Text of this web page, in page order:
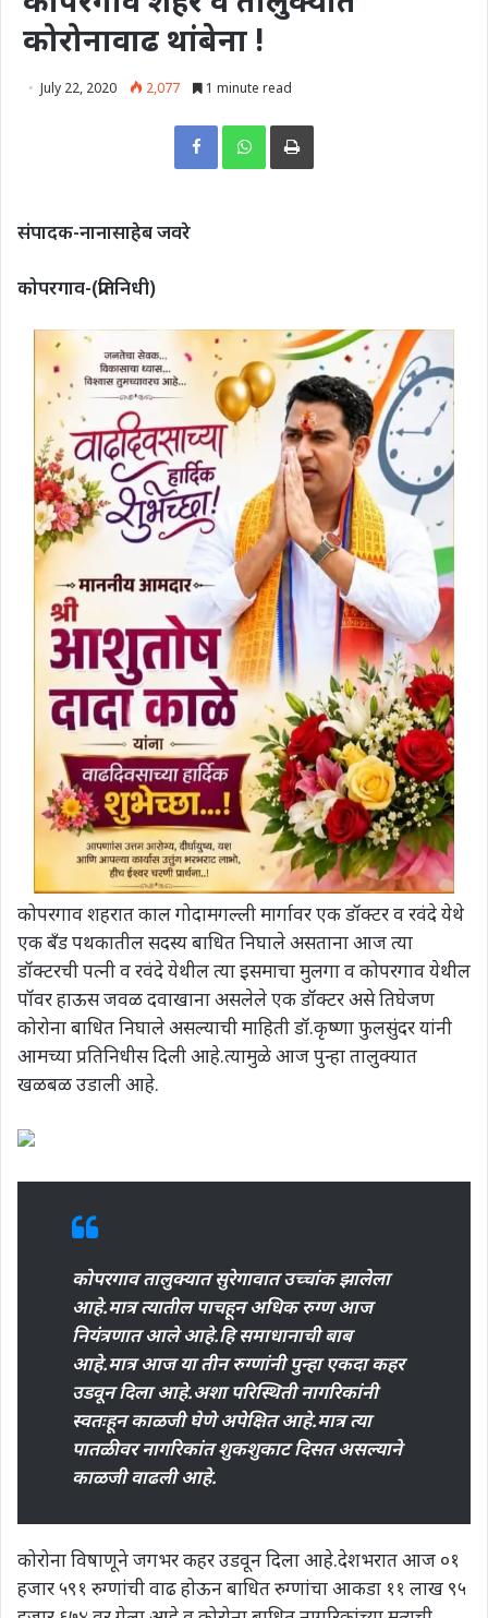
कोरोनावाढ थांबेना !
July 22, 2020 2,077 1 minute read
Print
संपादक-नानासाहेब जवरे
कोपरगाव-(प्रतिनिधी)
कोपरगाव शहरात काल गोदामगल्ली मार्गावर एक डॉक्टर व रवंदे येथे
एक बँड पथकातील सदस्य बाधित निघाले असताना आज त्या
डॉक्टरची पत्नी व रवंदे येथील त्या इसमाचा मुलगा व कोपरगाव येथील
पॉवर हाऊस जवळ दवाखाना असलेले एक डॉक्टर असे तिघेजण
कोरोना बाधित निघाले असल्याची माहिती डॉ.कृष्णा फुलसुंदर यांनी
आमच्या प्रतिनिधीस दिली आहे.त्यामुळे आज पुन्हा तालुक्यात
खळबळ उडाली आहे.
कोपरगाव तालुक्यात सुरेगावात उच्चांक झालेला
आहे.मात्र त्यातील पाचहून अधिक रुग्ण आज
नियंत्रणात आले आहे.हि समाधानाची बाब
आहे.मात्र आज या तीन रुग्णांनी पुन्हा एकदा कहर
उडवून दिला आहे.अशा परिस्थिती नागरिकांनी
स्वतःहून काळजी घेणे अपेक्षित आहे.मात्र त्या
पातळीवर नागरिकांत शुकशुकाट दिसत असल्याने
काळजी वाढली आहे.
कोरोना विषाणूने जगभर कहर उडवून दिला आहे.देशभरात आज ०१
हजार ५९१ रुग्णांची वाढ होऊन बाधित रुग्णांचा आकडा ११ लाख ९५